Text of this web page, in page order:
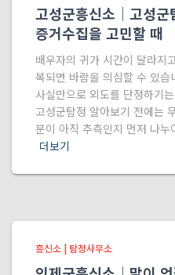
고성군흥신소｜고성
증거수집을 고민할 때
배우자의 귀가 시간이 달라지
복되면 바람을 의심할 수 있
사실만으로 외도를 단정하기
고성군탐정 알아보기 전에는
분이 아직 추측인지 먼저 나
더보기
흥신소 | 탐정사무소